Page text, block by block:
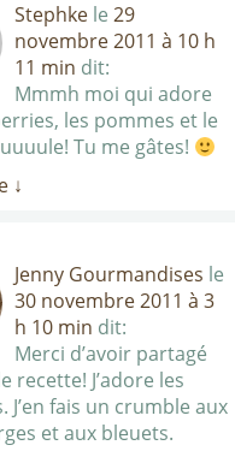
Stephke le 29
novembre 2011 à 10 h
11 min dit:
Mmmh moi qui adore
les pommes et le
Tu me gâtes!
↓
Jenny Gourmandises le
30 novembre 2011 à 3
h 10 min dit:
Merci d’avoir partagé
recette! J’adore les
J’en fais un crumble aux
et aux bleuets.